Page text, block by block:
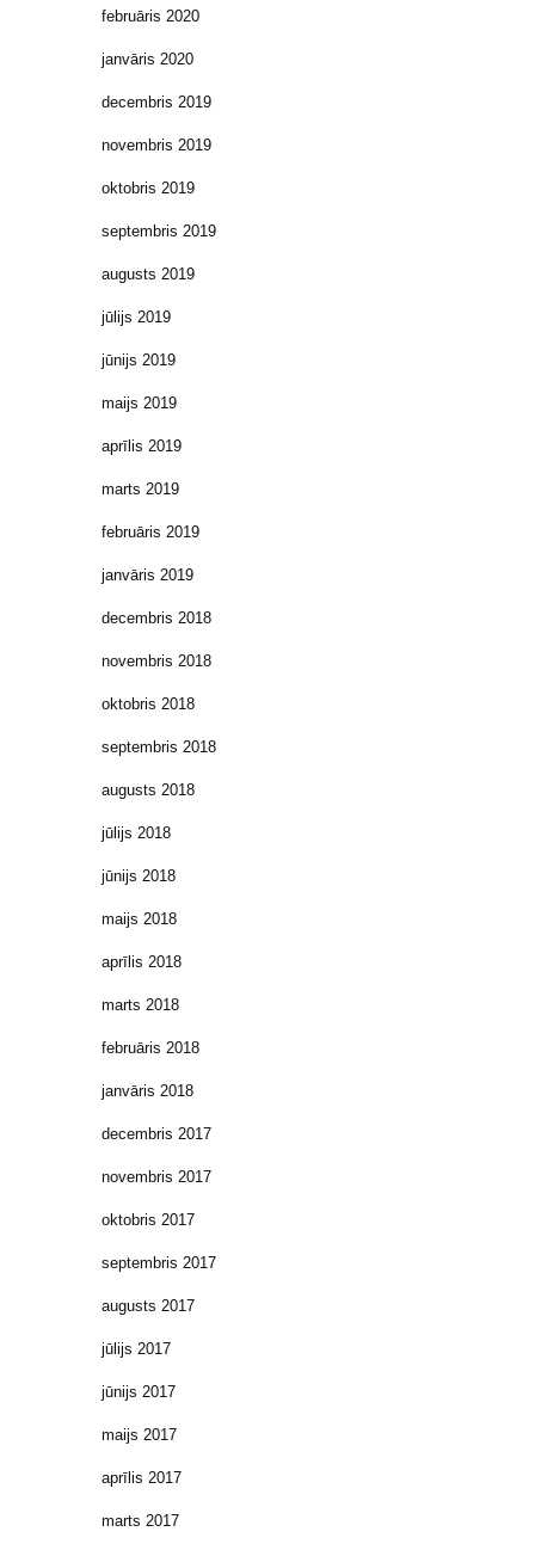
februāris 2020
janvāris 2020
decembris 2019
novembris 2019
oktobris 2019
septembris 2019
augusts 2019
jūlijs 2019
jūnijs 2019
maijs 2019
aprīlis 2019
marts 2019
februāris 2019
janvāris 2019
decembris 2018
novembris 2018
oktobris 2018
septembris 2018
augusts 2018
jūlijs 2018
jūnijs 2018
maijs 2018
aprīlis 2018
marts 2018
februāris 2018
janvāris 2018
decembris 2017
novembris 2017
oktobris 2017
septembris 2017
augusts 2017
jūlijs 2017
jūnijs 2017
maijs 2017
aprīlis 2017
marts 2017